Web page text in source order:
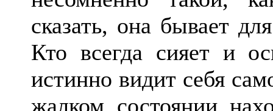
сказать, она бывает
Кто всегда сияет и
истинно видит себя
жалком состоянии